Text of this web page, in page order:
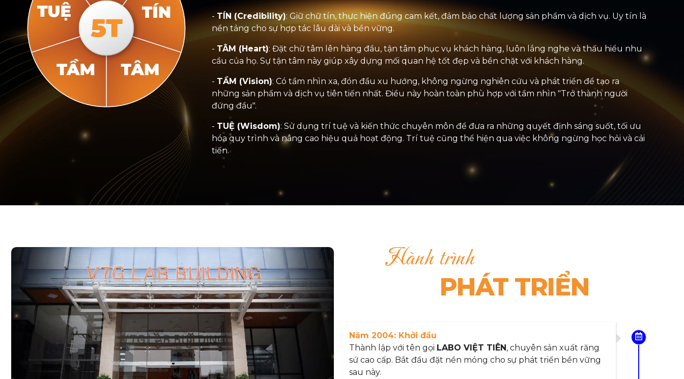
- TÍN (Credibility): Giữ chữ tín, thực hiện đúng cam kết, đảm bảo chất lượng sản phẩm và dịch vụ. Uy tín là
nền tảng cho sự hợp tác lâu dài và bền vững.
- TÂM (Heart): Đặt chữ tâm lên hàng đầu, tận tâm phục vụ khách hàng, luôn lắng nghe và thấu hiểu nhu
cầu của họ. Sự tận tâm này giúp xây dựng mối quan hệ tốt đẹp và bền chặt với khách hàng.
- TẦM (Vision): Có tầm nhìn xa, đón đầu xu hướng, không ngừng nghiên cứu và phát triển để tạo ra
những sản phẩm và dịch vụ tiên tiến nhất. Điều này hoàn toàn phù hợp với tầm nhìn "Trở thành người
đứng đầu".
- TUỆ (Wisdom): Sử dụng trí tuệ và kiến thức chuyên môn để đưa ra những quyết định sáng suốt, tối ưu
hóa quy trình và nâng cao hiệu quả hoạt động. Trí tuệ cũng thể hiện qua việc không ngừng học hỏi và cải
tiến.
Hành trình
PHÁT TRIỂN
Năm 2004: Khởi đầu
Thành lập với tên gọi LABO VIỆT TIÊN, chuyên sản xuất răng
sứ cao cấp. Bắt đầu đặt nền móng cho sự phát triển bền vững
sau này.